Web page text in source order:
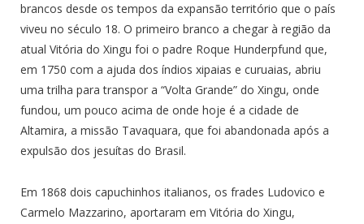
brancos desde os tempos da expansão território que o país
viveu no século 18. O primeiro branco a chegar à região da
atual Vitória do Xingu foi o padre Roque Hunderpfund que,
em 1750 com a ajuda dos índios xipaias e curuaias, abriu
uma trilha para transpor a “Volta Grande” do Xingu, onde
fundou, um pouco acima de onde hoje é a cidade de
Altamira, a missão Tavaquara, que foi abandonada após a
expulsão dos jesuítas do Brasil.
Em 1868 dois capuchinhos italianos, os frades Ludovico e
Carmelo Mazzarino, aportaram em Vitória do Xingu,